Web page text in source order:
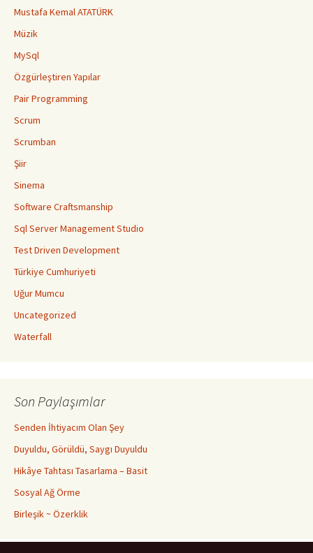
Mustafa Kemal ATATÜRK
Müzik
MySql
Özgürleştiren Yapılar
Pair Programming
Scrum
Scrumban
Şiir
Sinema
Software Craftsmanship
Sql Server Management Studio
Test Driven Development
Türkiye Cumhuriyeti
Uğur Mumcu
Uncategorized
Waterfall
Son Paylaşımlar
Senden İhtiyacım Olan Şey
Duyuldu, Görüldü, Saygı Duyuldu
Hikâye Tahtası Tasarlama – Basit
Sosyal Ağ Örme
Birleşik ~ Özerklik